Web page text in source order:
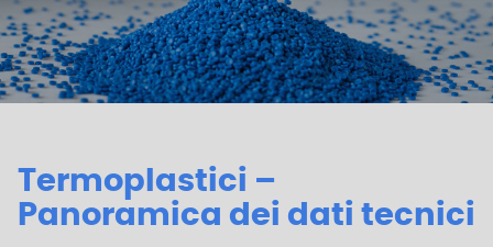
Termoplastici –
Panoramica dei dati tecnici